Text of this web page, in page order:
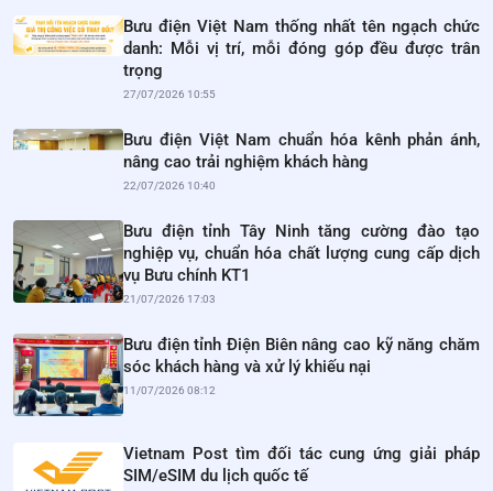
Bưu điện Việt Nam thống nhất tên ngạch chức
danh: Mỗi vị trí, mỗi đóng góp đều được trân
trọng
27/07/2026 10:55
Bưu điện Việt Nam chuẩn hóa kênh phản ánh,
nâng cao trải nghiệm khách hàng
22/07/2026 10:40
Bưu điện tỉnh Tây Ninh tăng cường đào tạo
nghiệp vụ, chuẩn hóa chất lượng cung cấp dịch
vụ Bưu chính KT1
21/07/2026 17:03
Bưu điện tỉnh Điện Biên nâng cao kỹ năng chăm
sóc khách hàng và xử lý khiếu nại
11/07/2026 08:12
Vietnam Post tìm đối tác cung ứng giải pháp
SIM/eSIM du lịch quốc tế